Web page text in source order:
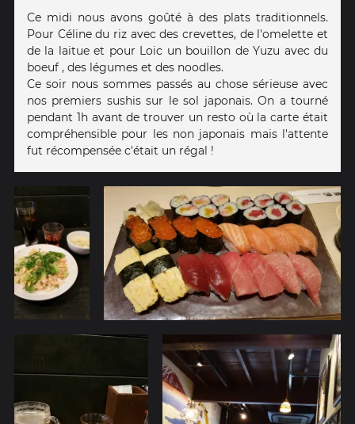
Ce midi nous avons goûté à des plats traditionnels.
Pour Céline du riz avec des crevettes, de l'omelette et
de la laitue et pour Loic un bouillon de Yuzu avec du
boeuf , des légumes et des noodles.
Ce soir nous sommes passés au chose sérieuse avec
nos premiers sushis sur le sol japonais. On a tourné
pendant 1h avant de trouver un resto où la carte était
compréhensible pour les non japonais mais l'attente
fut récompensée c'était un régal !